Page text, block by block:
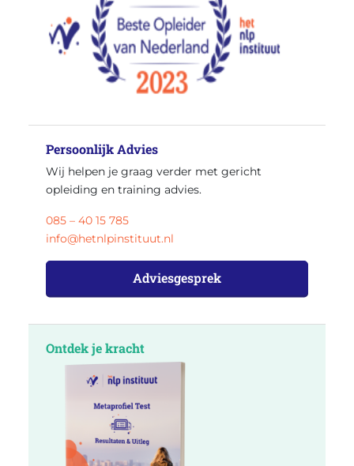
Persoonlijk Advies
Wij helpen je graag verder met gericht
opleiding en training advies.
085 – 40 15 785
info@hetnlpinstituut.nl
Adviesgesprek
Ontdek je kracht